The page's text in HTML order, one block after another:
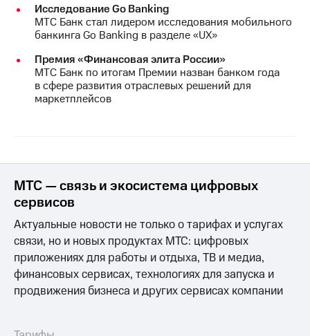
Исследование Go Banking
МТС Банк стал лидером исследования мобильного
банкинга Go Banking в разделе «UX»
Премия «Финансовая элита России»
МТС Банк по итогам Премии назван банком года
в сфере развития отраслевых решений для
маркетплейсов
МТС — связь и экосистема цифровых
сервисов
Актуальные новости не только о тарифах и услугах
связи, но и новых продуктах МТС: цифровых
приложениях для работы и отдыха, ТВ и медиа,
финансовых сервисах, технологиях для запуска и
продвижения бизнеса и других сервисах компании